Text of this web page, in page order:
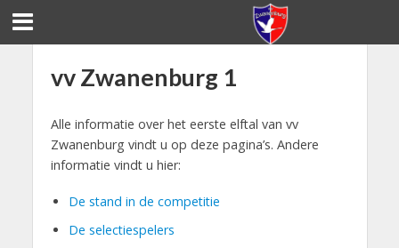
vv Zwanenburg 1
Alle informatie over het eerste elftal van vv
Zwanenburg vindt u op deze pagina’s. Andere
informatie vindt u hier:
De stand in de competitie
De selectiespelers